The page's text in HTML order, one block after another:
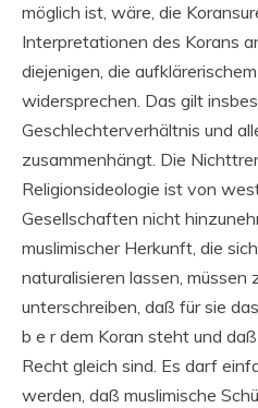
möglich ist, wäre, die
Interpretationen des Korans
diejenigen, die
widersprechen. Das gilt
Geschlechterverhältnis und
zusammenhängt. Die
Religionsideologie ist von
Gesellschaften nicht
muslimischer Herkunft, die
naturalisieren lassen, müssen
unterschreiben, daß für sie
b e r dem Koran steht und
Recht gleich sind. Es darf
werden, daß muslimische